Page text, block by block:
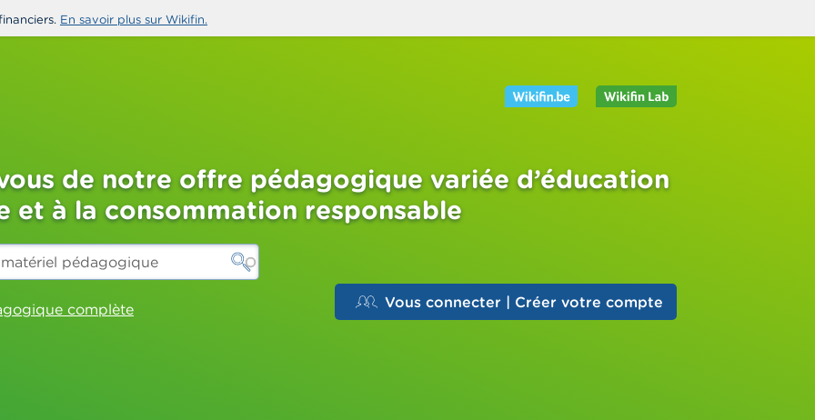
En savoir plus sur Wikifin.
de notre offre pédagogique variée d’éducation
et à la consommation responsable
complète Vous connecter | Créer votre compte